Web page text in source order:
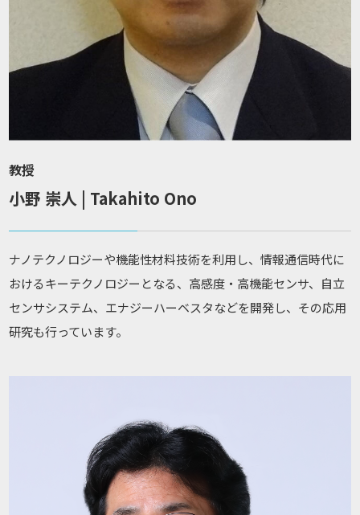
教授
小野 崇人 | Takahito Ono
ナノテクノロジーや機能性材料技術を利用し、情報通信時代に
おけるキーテクノロジーとなる、高感度・高機能センサ、自立
センサシステム、エナジーハーベスタなどを開発し、その応用
研究も行っています。